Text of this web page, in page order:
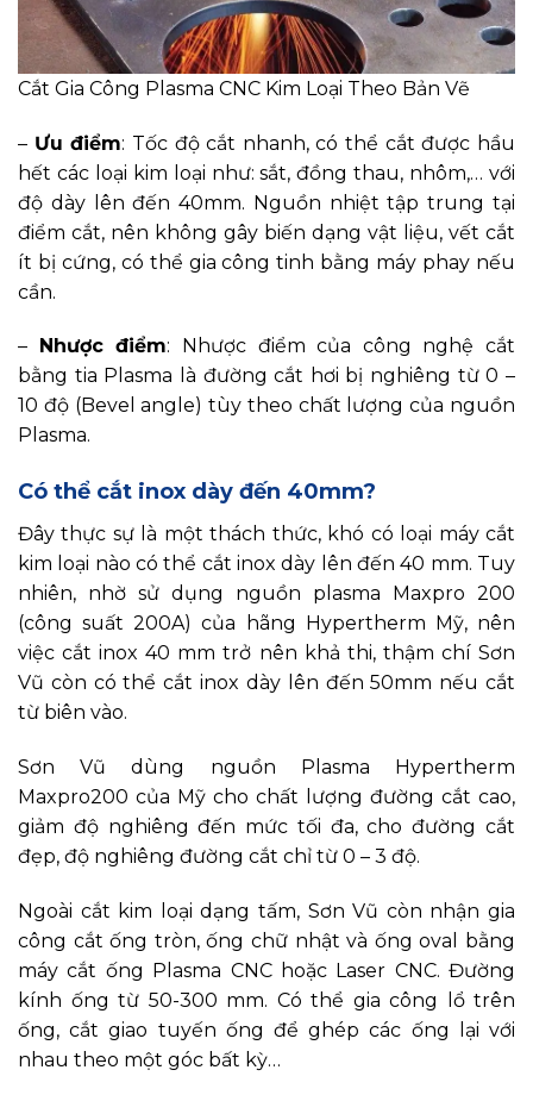
Cắt Gia Công Plasma CNC Kim Loại Theo Bản Vẽ
– Ưu điểm: Tốc độ cắt nhanh, có thể cắt được hầu
hết các loại kim loại như: sắt, đồng thau, nhôm,… với
độ dày lên đến 40mm. Nguồn nhiệt tập trung tại
điểm cắt, nên không gây biến dạng vật liệu, vết cắt
ít bị cứng, có thể gia công tinh bằng máy phay nếu
cần.
– Nhược điểm: Nhược điểm của công nghệ cắt
bằng tia Plasma là đường cắt hơi bị nghiêng từ 0 –
10 độ (Bevel angle) tùy theo chất lượng của nguồn
Plasma.
Có thể cắt inox dày đến 40mm?
Đây thực sự là một thách thức, khó có loại máy cắt
kim loại nào có thể cắt inox dày lên đến 40 mm. Tuy
nhiên, nhờ sử dụng nguồn plasma Maxpro 200
(công suất 200A) của hãng Hypertherm Mỹ, nên
việc cắt inox 40 mm trở nên khả thi, thậm chí Sơn
Vũ còn có thể cắt inox dày lên đến 50mm nếu cắt
từ biên vào.
Sơn Vũ dùng nguồn Plasma Hypertherm
Maxpro200 của Mỹ cho chất lượng đường cắt cao,
giảm độ nghiêng đến mức tối đa, cho đường cắt
đẹp, độ nghiêng đường cắt chỉ từ 0 – 3 độ.
Ngoài cắt kim loại dạng tấm, Sơn Vũ còn nhận gia
công cắt ống tròn, ống chữ nhật và ống oval bằng
máy cắt ống Plasma CNC hoặc Laser CNC. Đường
kính ống từ 50-300 mm. Có thể gia công lổ trên
ống, cắt giao tuyến ống để ghép các ống lại với
nhau theo một góc bất kỳ…